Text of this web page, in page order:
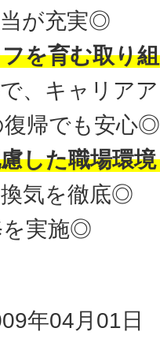
当が充実◎
を育む取り
で、キャリア
復帰でも安心◎
した職場環
換気を徹底◎
を実施◎
年04月01日